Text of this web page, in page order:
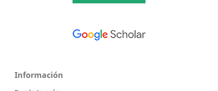
Información